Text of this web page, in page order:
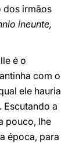
irmãos
ineunte,
é o
com o
ele hauria
a
pouco, lhe
época, para